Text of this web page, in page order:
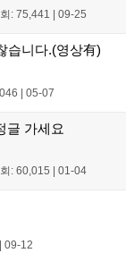
: 75,441 09-25
습니다.(영상有)
| 05-07
글 가세요
: 60,015 01-04
09-12